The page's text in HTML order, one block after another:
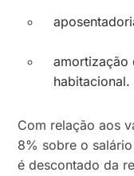
amortização
habitacional.
Com relação aos
8% sobre o
é descontado da